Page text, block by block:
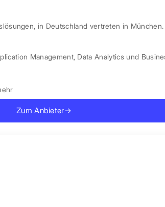
in Deutschland vertreten in München.
Management, Data Analytics und
Zum Anbieter→